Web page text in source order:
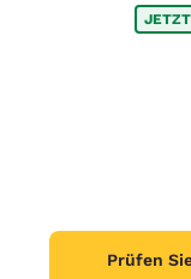
JETZT
Prüfen